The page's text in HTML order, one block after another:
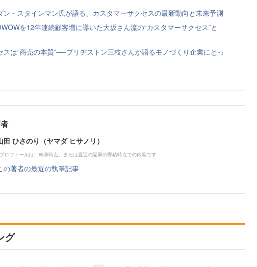
ン・スタインマン氏が語る、カスタマーサクセスの最新動向と未来予測
を12年連続顧客増に導いた大坂さん流の“カスタマーサクセス”と
スは“商売の本質”──ブリヂストン三枝さんが語るモノづくり企業にとっ
田 ひさのり（ヤマダ ヒサノリ）
ロフィールは、執筆時点、または直近の記事の寄稿時点での内容です
の著者の最近の執筆記事
グ